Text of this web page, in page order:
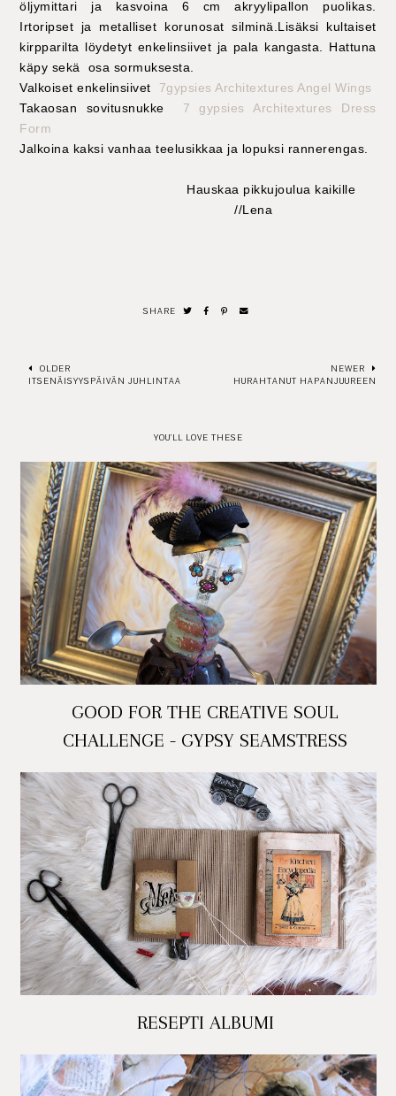
öljymittari ja kasvoina 6 cm akryylipallon puolikas.
Irtoripset ja metalliset korunosat silminä.Lisäksi kultaiset
kirpparilta löydetyt enkelinsiivet ja pala kangasta. Hattuna
käpy sekä osa sormuksesta.
Valkoiset enkelinsiivet 7gypsies Architextures Angel Wings
Takaosan sovitusnukke 7 gypsies Architextures Dress
Form
Jalkoina kaksi vanhaa teelusikkaa ja lopuksi rannerengas.
Hauskaa pikkujoulua kaikille
//Lena
SHARE
OLDER
ITSENÄISYYSPÄIVÄN JUHLINTAA
NEWER
HURAHTANUT HAPANJUUREEN
YOU'LL LOVE THESE
GOOD FOR THE CREATIVE SOUL
CHALLENGE - GYPSY SEAMSTRESS
RESEPTI ALBUMI